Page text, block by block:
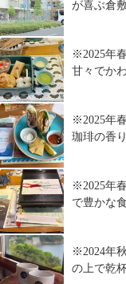
が喜ぶ倉
※2025年
甘々でか
※2025年
珈琲の香
※2025年
で豊かな
※2024年
の上で乾杯